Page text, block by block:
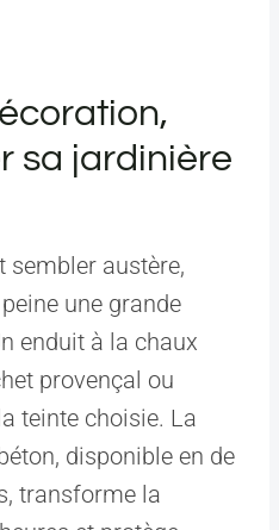
sa jardinière
sembler austère,
une grande
enduit à la chaux
provençal ou
teinte choisie. La
disponible en de
transforme la